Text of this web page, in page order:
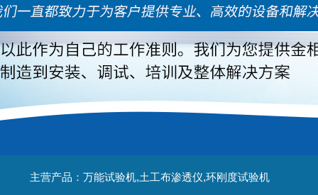
主营产品：万能试验机,土工布渗透仪,环刚度试验机